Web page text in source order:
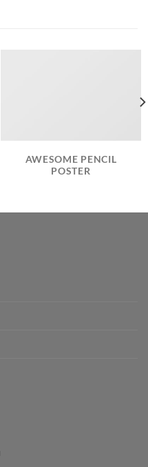
AWESOME PENCIL
POSTER